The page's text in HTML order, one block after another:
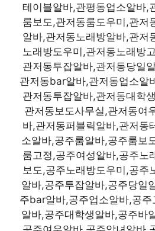
테이블알바,관평동업소알바,
룸보도,관저동룸도우미,관저
알바,관저동노래방알바,관저
노래방도우미,관저동노래방
관저동투잡알바,관저동당일
관저동bar알바,관저동업소알
관저동투잡알바,관저동대학
관저동보도사무실,관저동여
바,관저동퍼블릭알바,관저동
소알바,공주룸알바,공주룸보
룸고정,공주여성알바,공주노
보도,공주노래방도우미,공주
알바,공주투잡알바,공주당일
주bar알바,공주업소알바,공
알바,공주대학생알바,공주바